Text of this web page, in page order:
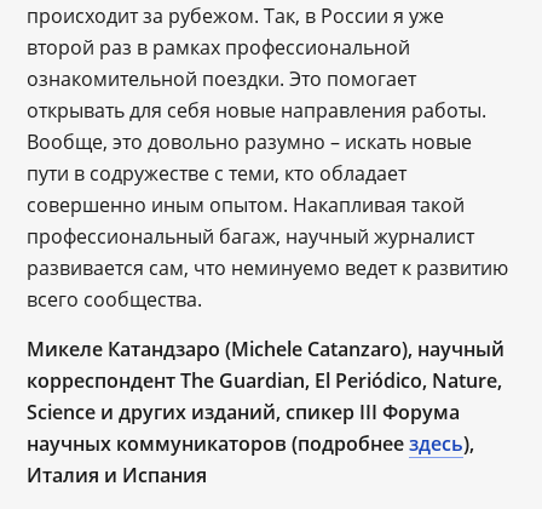
происходит за рубежом. Так, в России я уже
второй раз в рамках профессиональной
ознакомительной поездки. Это помогает
открывать для себя новые направления работы.
Вообще, это довольно разумно – искать новые
пути в содружестве с теми, кто обладает
совершенно иным опытом. Накапливая такой
профессиональный багаж, научный журналист
развивается сам, что неминуемо ведет к развитию
всего сообщества.
Микеле Катандзаро (Michele Catanzaro), научный
корреспондент The Guardian, El Periódico, Nature,
Science и других изданий, спикер III Форума
научных коммуникаторов (подробнеездесь),
Италия и Испания